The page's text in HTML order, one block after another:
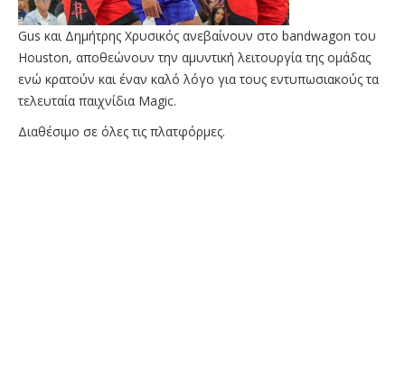
Gus και Δημήτρης Χρυσικός ανεβαίνουν στο bandwagon του
Houston, αποθεώνουν την αμυντική λειτουργία της ομάδας
ενώ κρατούν και έναν καλό λόγο για τους εντυπωσιακούς τα
τελευταία παιχνίδια Magic.
Διαθέσιμο σε όλες τις πλατφόρμες.